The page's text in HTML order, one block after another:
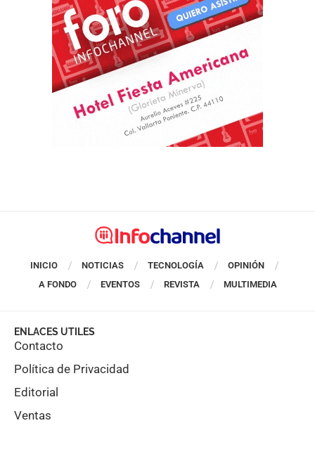
INICIO NOTICIAS TECNOLOGÍA
OPINIÓN
A FONDO
EVENTOS REVISTA MULTIMEDIA
ENLACES UTILES
Contacto
Política de Privacidad
Editorial
Ventas